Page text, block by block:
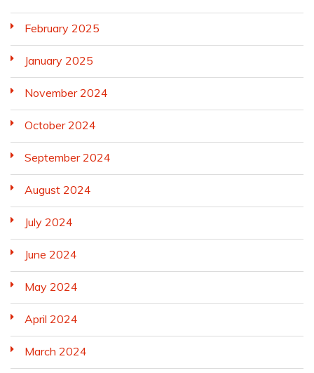
February 2025
January 2025
November 2024
October 2024
September 2024
August 2024
July 2024
June 2024
May 2024
April 2024
March 2024